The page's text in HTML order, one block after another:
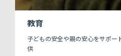
教育
子どもの安全や親の安心をサポー
供